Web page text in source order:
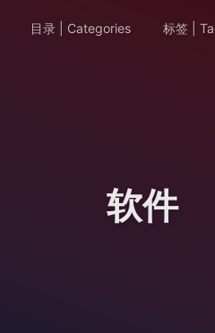
目录 | Categories 标签 |
软件